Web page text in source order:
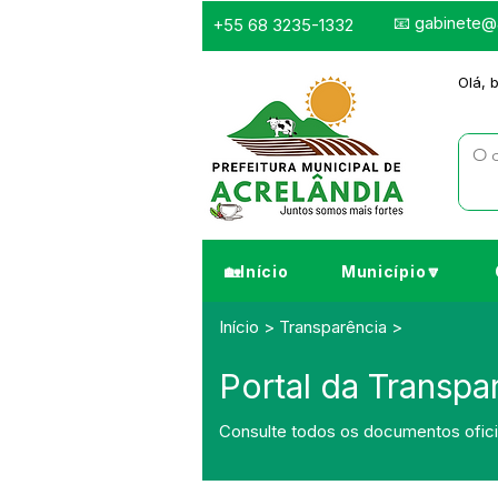
+55 68 3235-1332 📧
Olá,
🏡Início Município🔽
Início > Transparência >
Portal da
Consulte todos os documentos